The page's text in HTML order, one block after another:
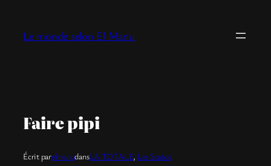
contenu
Le monde selon El Manu
Faire pipi
Écrit parelmanudansLA TOTALE, Les Scatos